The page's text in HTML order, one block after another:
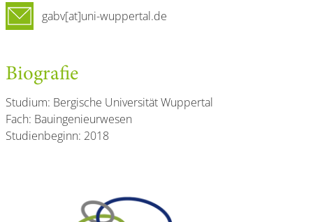
gabv[at]uni-wuppertal.de
Biografie
Studium: Bergische Universität Wuppertal
Fach: Bauingenieurwesen
Studienbeginn: 2018